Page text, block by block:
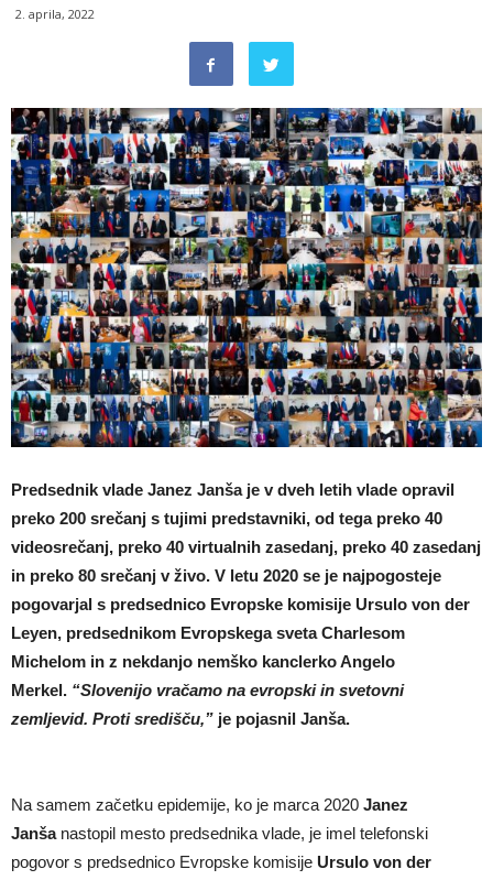
2. aprila, 2022
Predsednik vlade Janez Janša je v dveh letih vlade opravil
preko 200 srečanj s tujimi predstavniki, od tega preko 40
videosrečanj, preko 40 virtualnih zasedanj, preko 40 zasedanj
in preko 80 srečanj v živo. V letu 2020 se je najpogosteje
pogovarjal s predsednico Evropske komisije Ursulo von der
Leyen, predsednikom Evropskega sveta Charlesom
Michelom in z nekdanjo nemško kanclerko Angelo
Merkel. “Slovenijo vračamo na evropski in svetovni
zemljevid. Proti središču,” je pojasnil Janša.
Na samem začetku epidemije, ko je marca 2020 Janez
Janšanastopil mesto predsednika vlade, je imel telefonski
pogovor s predsednico Evropske komisije Ursulo von der